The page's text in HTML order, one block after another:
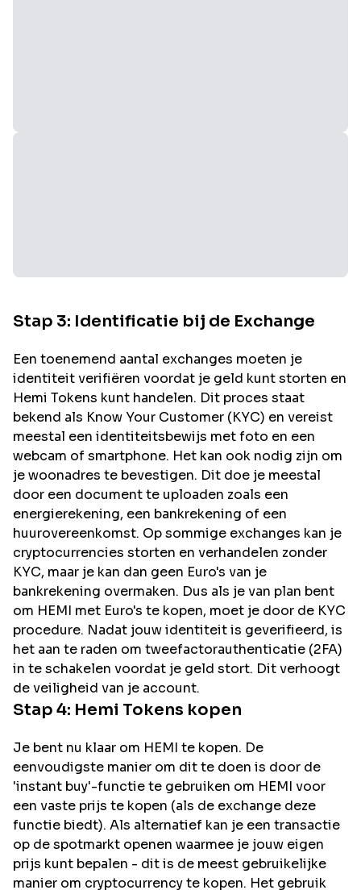
Stap 3: Identificatie bij de Exchange
Een toenemend aantal exchanges moeten je
identiteit verifiëren voordat je geld kunt storten en
Hemi Tokens kunt handelen. Dit proces staat
bekend als Know Your Customer (KYC) en vereist
meestal een identiteitsbewijs met foto en een
webcam of smartphone. Het kan ook nodig zijn om
je woonadres te bevestigen. Dit doe je meestal
door een document te uploaden zoals een
energierekening, een bankrekening of een
huurovereenkomst. Op sommige exchanges kan je
cryptocurrencies storten en verhandelen zonder
KYC, maar je kan dan geen Euro's van je
bankrekening overmaken. Dus als je van plan bent
om HEMI met Euro's te kopen, moet je door de KYC
procedure. Nadat jouw identiteit is geverifieerd, is
het aan te raden om tweefactorauthenticatie (2FA)
in te schakelen voordat je geld stort. Dit verhoogt
de veiligheid van je account.
Stap 4: Hemi Tokens kopen
Je bent nu klaar om HEMI te kopen. De
eenvoudigste manier om dit te doen is door de
'instant buy'-functie te gebruiken om HEMI voor
een vaste prijs te kopen (als de exchange deze
functie biedt). Als alternatief kan je een transactie
op de spotmarkt openen waarmee je jouw eigen
prijs kunt bepalen - dit is de meest gebruikelijke
manier om cryptocurrency te kopen. Het gebruik